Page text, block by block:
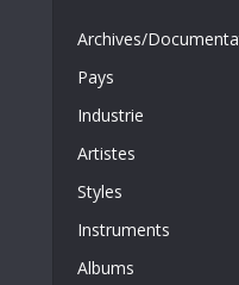
Archives/
Pays
Industrie
Artistes
Styles
Instruments
Albums